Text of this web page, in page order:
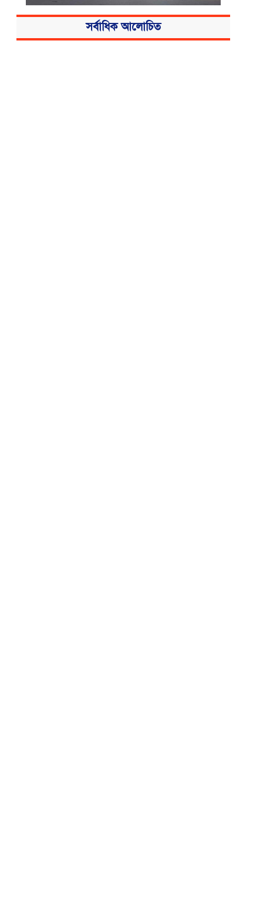
বিএসএমএমইউয়ের নতুন নাম বাংলাদেশ
মেডিকেল বিশ্ববিদ্যালয়সর্বাধিক আলোচিত